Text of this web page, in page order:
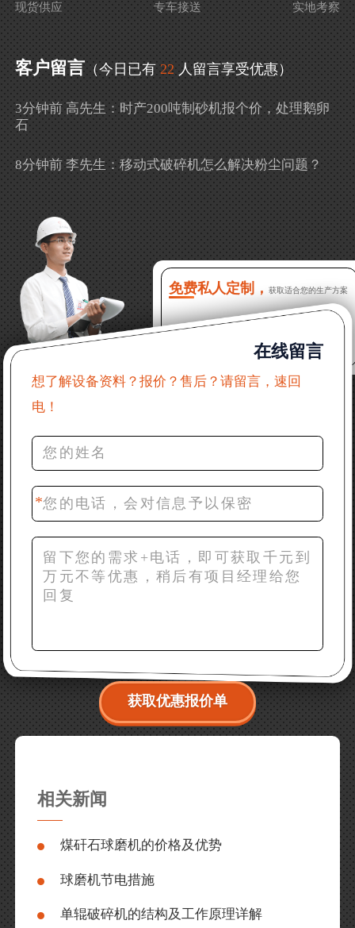
现货供应 专车接送 实地考察
客户留言 （今日已有 22 人留言享受优惠）
3分钟前 高先生：时产200吨制砂机报个价，处理鹅卵
石
8分钟前 李先生：移动式破碎机怎么解决粉尘问题？
吗？
16分钟前 程先生：破碎生产线出个方案及报价，有什
么售后服务？
22分钟前 郑女士：想了解时产500吨锤破，加工石灰石
31分钟前 吴先生：成套石头破碎设备有吗？给个详细
产品资料
36分钟前 罗先生：每小时100吨左右的鄂破和反击破，
42分钟前 梁先生：膨润土磨到200目，用什么磨粉设
备？
免费私人定制， 获取适合您的生产方案
在线留言
想了解设备资料？报价？售后？请留言，速回
电！
获取优惠报价单
相关新闻
煤矸石球磨机的价格及优势
球磨机节电措施
单辊破碎机的结构及工作原理详解